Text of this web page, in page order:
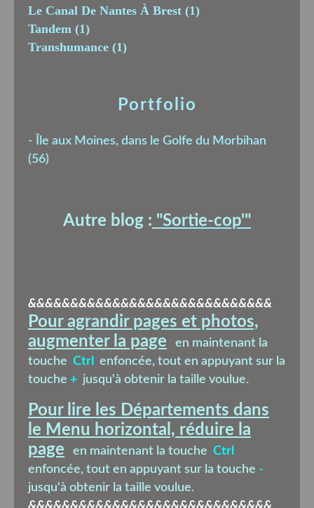
Le Canal De Nantes À Brest (1)
Tandem (1)
Transhumance (1)
Portfolio
- Île aux Moines, dans le Golfe du Morbihan
(56)
Autre blog : "Sortie-cop'"
&&&&&&&&&&&&&&&&&&&&&&&&&&&&&
Pour agrandir pages et photos,
augmenter la page
en maintenant la
touche Ctrl
enfoncée, tout en appuyant sur la
touche + jusqu'à obtenir la taille voulue.
Pour lire les Départements dans
le Menu horizontal, réduire la
page
en maintenant la touche Ctrl
enfoncée, tout en appuyant sur la touche -
jusqu'à obtenir la taille voulue.